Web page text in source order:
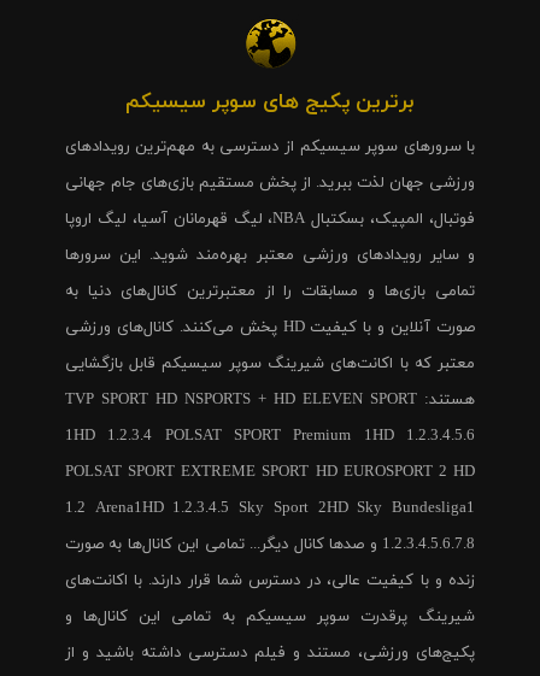
برترین پکیج های سوپر سیسیکم
با سرورهای سوپر سیسیکم از دسترسی به مهم‌ترین رویدادهای
ورزشی جهان لذت ببرید. از پخش مستقیم بازی‌های جام جهانی
فوتبال، المپیک، بسکتبال NBA، لیگ قهرمانان آسیا، لیگ اروپا
و سایر رویدادهای ورزشی معتبر بهره‌مند شوید. این سرورها
تمامی بازی‌ها و مسابقات را از معتبرترین کانال‌های دنیا به
صورت آنلاین و با کیفیت HD پخش می‌کنند. کانال‌های ورزشی
معتبر که با اکانت‌های شیرینگ سوپر سیسیکم قابل بازگشایی
هستند: TVP SPORT HD NSPORTS + HD ELEVEN SPORT
1HD 1.2.3.4 POLSAT SPORT Premium 1HD 1.2.3.4.5.6
POLSAT SPORT EXTREME SPORT HD EUROSPORT 2 HD
1.2 Arena1HD 1.2.3.4.5 Sky Sport 2HD Sky Bundesliga1
1.2.3.4.5.6.7.8 و صدها کانال دیگر... تمامی این کانال‌ها به صورت
زنده و با کیفیت عالی، در دسترس شما قرار دارند. با اکانت‌های
شیرینگ پرقدرت سوپر سیسیکم به تمامی این کانال‌ها و
پکیج‌های ورزشی، مستند و فیلم دسترسی داشته باشید و از